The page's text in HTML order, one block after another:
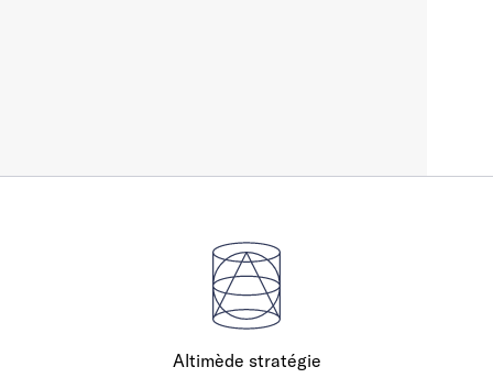
Altimède stratégie